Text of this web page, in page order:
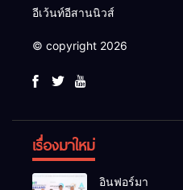
อีเว้นท์อีสานนิวส์
© copyright 2026
เรื่องมาใหม่
อินฟอร์มา